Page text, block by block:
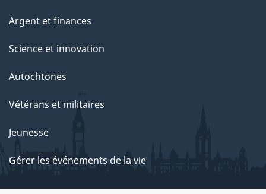
Argent et finances
Science et innovation
Autochtones
Vétérans et militaires
Jeunesse
Gérer les événements de la vie